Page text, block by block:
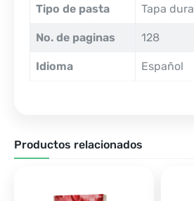
Tipo de pasta Tapa dura
No. de paginas 128
Idioma Español
Productos relacionados